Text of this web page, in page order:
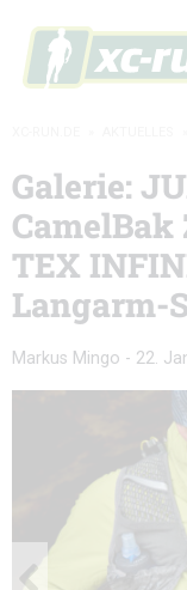
Galerie:
CamelBak
TEX
Langarm-
Markus Mingo - 22.